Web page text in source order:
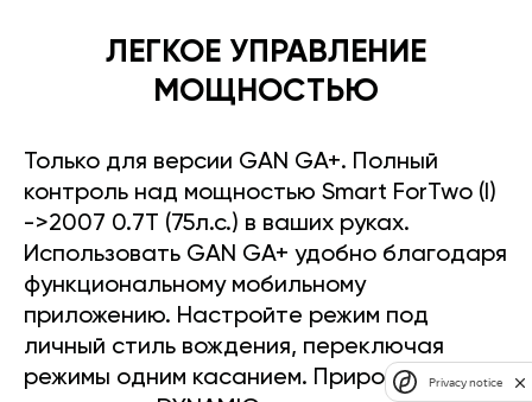
ЛЕГКОЕ УПРАВЛЕНИЕ
МОЩНОСТЬЮ
Только для версии GAN GA+. Полный
контроль над мощностью Smart ForTwo (I)
->2007 0.7T (75л.с.) в ваших руках.
Использовать GAN GA+ удобно благодаря
функциональному мобильному
приложению. Настройте режим под
личный стиль вождения, переключая
режимы одним касанием. Прирост
Privacy notice